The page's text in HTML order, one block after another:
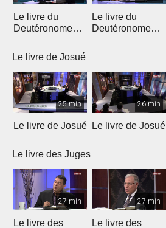
Le livre du
Deutéronome
Le livre du
Deutéronome
Le livre de Josué
25 min
Le livre de Josué
26 min
Le livre de Josué
Le livre des Juges
27 min
Le livre des
27 min
Le livre des